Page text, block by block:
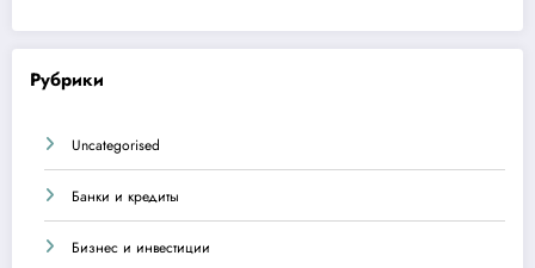
Рубрики
Uncategorised
Банки и кредиты
Бизнес и инвестиции